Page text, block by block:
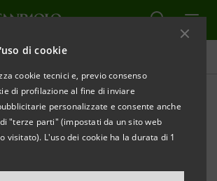
di cookie
cookie tecnici e, previo consenso
di profilazione al fine di inviare
personalizzate e consente anche
"terze parti" (impostati da un sito web
visitato). L'uso dei cookie ha la durata di 1
dedicate ai ragazzi della città.
dall’Università di Tor Vergata